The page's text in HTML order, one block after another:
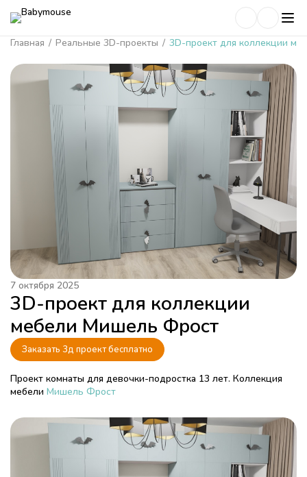
Главная / Реальные 3D-проекты / 3D-проект для коллекции
7 октября 2025
3D-проект для коллекции
мебели Мишель Фрост
Заказать 3д проект бесплатно
Проект комнаты для девочки-подростка 13 лет. Коллекция
мебели Мишель Фрост